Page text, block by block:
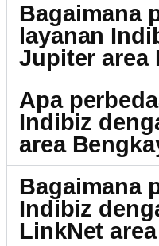
Bagaimana
layanan
Jupiter area
Apa
Indibiz
area
Bagaimana
Indibiz
LinkNet